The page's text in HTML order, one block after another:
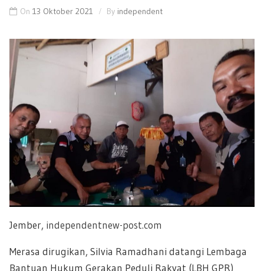
On 13 Oktober 2021 By independent
Jember, independentnew-post.com
Merasa dirugikan, Silvia Ramadhani datangi Lembaga
Bantuan Hukum Gerakan Peduli Rakyat (LBH GPR)